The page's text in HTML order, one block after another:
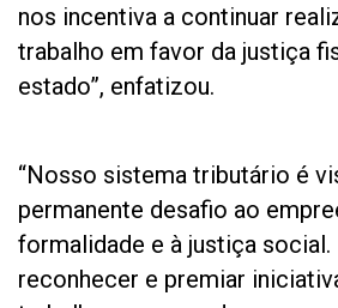
nos incentiva a continuar
trabalho em favor da justiça
estado”, enfatizou.
“Nosso sistema tributário é
permanente desafio ao
formalidade e à justiça social.
reconhecer e premiar